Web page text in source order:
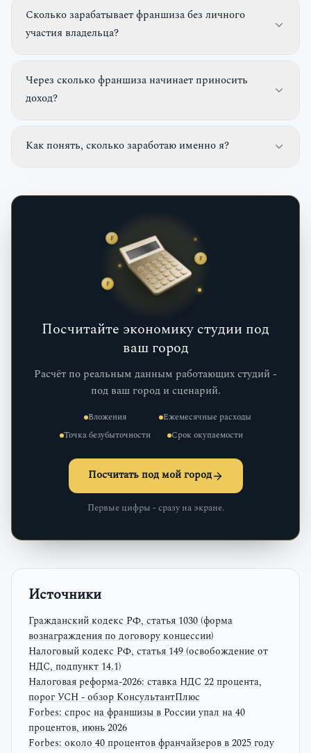
Сколько зарабатывает франшиза без личного
участия владельца?
Через сколько франшиза начинает приносить
доход?
Как понять, сколько заработаю именно я?
₽
₽
₽
Посчитайте экономику студии под
ваш город
Расчёт по реальным данным работающих студий -
под ваш город и сценарий.
Вложения Ежемесячные расходы
Точка безубыточности Срок окупаемости
Посчитать под мой город
Первые цифры - сразу на экране.
Источники
Гражданский кодекс РФ, статья 1030 (форма
вознаграждения по договору концессии)
Налоговый кодекс РФ, статья 149 (освобождение от
НДС, подпункт 14.1)
Налоговая реформа-2026: ставка НДС 22 процента,
порог УСН - обзор КонсультантПлюс
Forbes: спрос на франшизы в России упал на 40
процентов, июнь 2026
Forbes: около 40 процентов франчайзеров в 2025 году